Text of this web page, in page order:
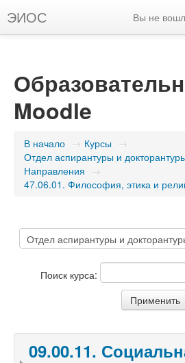
ЭИОС Вы не
Moodle
В начало → Курсы →
Отдел аспирантуры и
Направления →
47.06.01. Философия, этика и
Поиск курса:
09.00.11.